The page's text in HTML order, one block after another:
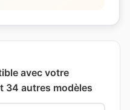
avec votre
34 autres modèles